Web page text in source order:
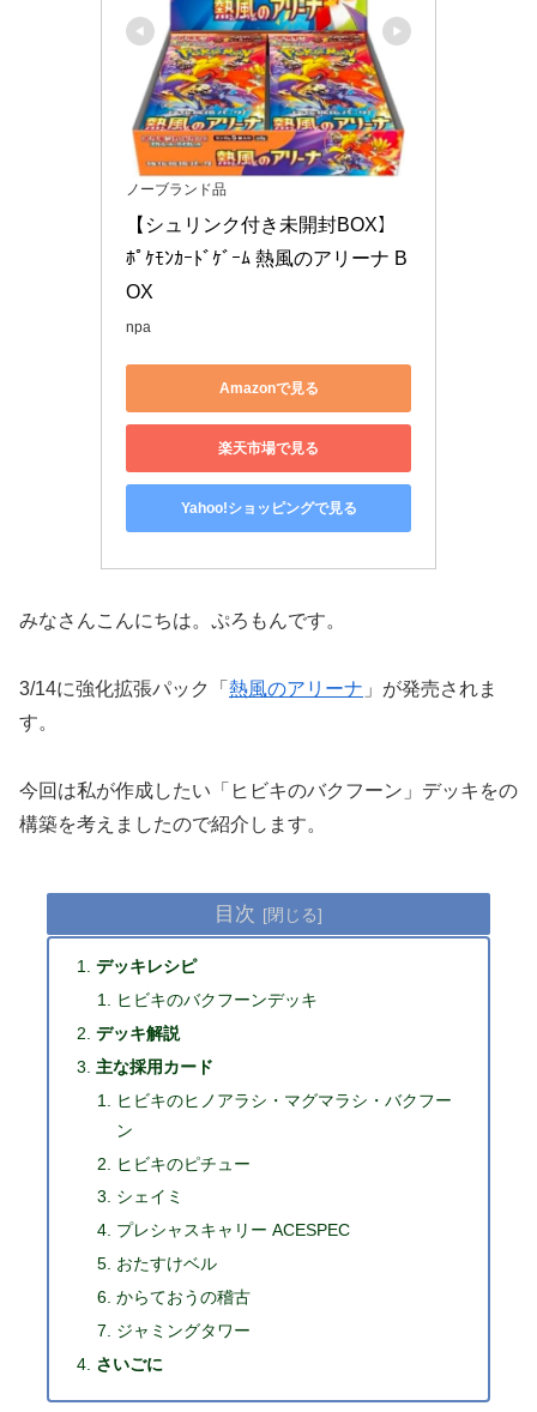
ノーブランド品
【シュリンク付き未開封BOX】
ﾎﾟｹﾓﾝｶｰﾄﾞｹﾞｰﾑ 熱風のアリーナ B
OX
npa
Amazonで見る
楽天市場で見る
Yahoo!ショッピングで見る
みなさんこんにちは。ぷろもんです。
3/14に強化拡張パック「 熱風のアリーナ 」が発売されま
す。
今回は私が作成したい「ヒビキのバクフーン」デッキをの
構築を考えましたので紹介します。
目次
デッキレシピ
ヒビキのバクフーンデッキ
デッキ解説
主な採用カード
ヒビキのヒノアラシ・マグマラシ・バクフー
ン
ヒビキのピチュー
シェイミ
プレシャスキャリー ACESPEC
おたすけベル
からておうの稽古
ジャミングタワー
さいごに